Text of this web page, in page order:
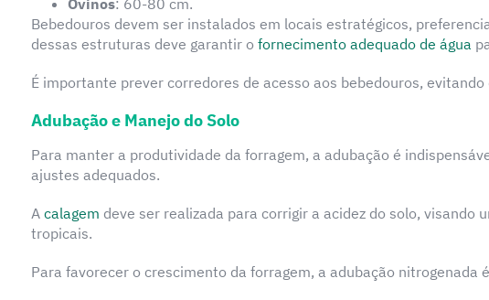
Ovinos: 60-80 cm.
Bebedouros devem ser instalados em locais estratégicos,
dessas estruturas deve garantir o fornecimento adequado de água
É importante prever corredores de acesso aos bebedouros,
Adubação e Manejo do Solo
Para manter a produtividade da forragem, a adubação é
ajustes adequados.
A calagem deve ser realizada para corrigir a acidez do solo,
tropicais.
Para favorecer o crescimento da forragem, a adubação nitrogenada